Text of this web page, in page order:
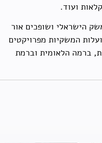
ועוד.
הישראלי ושופכים אור
המשקיות מפרויקטים
ברמה הלאומית וברמת